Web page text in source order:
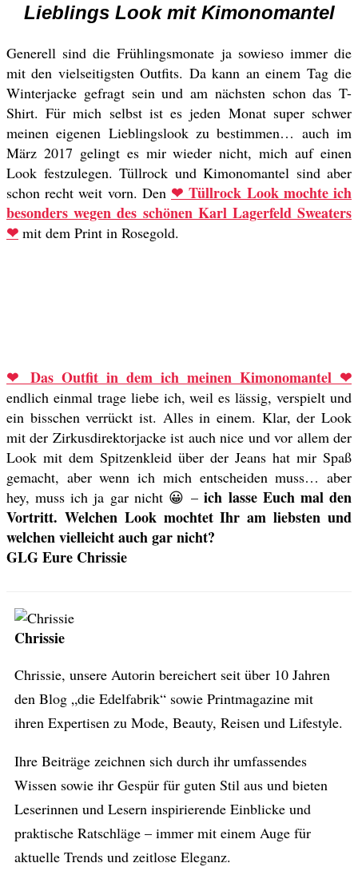
Lieblings Look mit Kimonomantel
Generell sind die Frühlingsmonate ja sowieso immer die
mit den vielseitigsten Outfits. Da kann an einem Tag die
Winterjacke gefragt sein und am nächsten schon das T-
Shirt. Für mich selbst ist es jeden Monat super schwer
meinen eigenen Lieblingslook zu bestimmen… auch im
März 2017 gelingt es mir wieder nicht, mich auf einen
Look festzulegen. Tüllrock und Kimonomantel sind aber
schon recht weit vorn. Den ❤ Tüllrock Look mochte ich
besonders wegen des schönen Karl Lagerfeld Sweaters
❤ mit dem Print in Rosegold.
❤ Das Outfit in dem ich meinen Kimonomantel ❤
endlich einmal trage liebe ich, weil es lässig, verspielt und
ein bisschen verrückt ist. Alles in einem. Klar, der Look
mit der Zirkusdirektorjacke ist auch nice und vor allem der
Look mit dem Spitzenkleid über der Jeans hat mir Spaß
gemacht, aber wenn ich mich entscheiden muss… aber
hey, muss ich ja gar nicht 😀 –ich lasse Euch mal den
Vortritt. Welchen Look mochtet Ihr am liebsten und
welchen vielleicht auch gar nicht?
GLG Eure Chrissie
Chrissie
Chrissie, unsere Autorin bereichert seit über 10 Jahren
den Blog „die Edelfabrik“ sowie Printmagazine mit
ihren Expertisen zu Mode, Beauty, Reisen und Lifestyle.
Ihre Beiträge zeichnen sich durch ihr umfassendes
Wissen sowie ihr Gespür für guten Stil aus und bieten
Leserinnen und Lesern inspirierende Einblicke und
praktische Ratschläge – immer mit einem Auge für
aktuelle Trends und zeitlose Eleganz.